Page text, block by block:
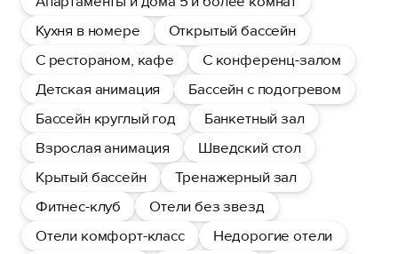
Кухня в номере
Открытый бассейн
С рестораном, кафе
С конференц-залом
Детская анимация
Бассейн с подогревом
Бассейн круглый год
Банкетный зал
Взрослая анимация
Шведский стол
Крытый бассейн
Тренажерный зал
Фитнес-клуб
Отели без звезд
Отели комфорт-класс
Недорогие отели